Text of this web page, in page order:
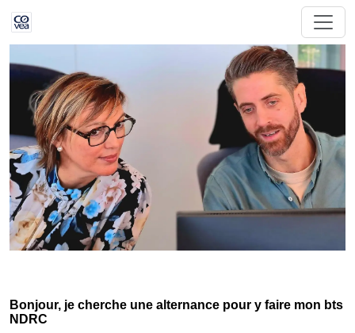
Bonjour, je cherche une alternance pour y faire mon bts
NDRC